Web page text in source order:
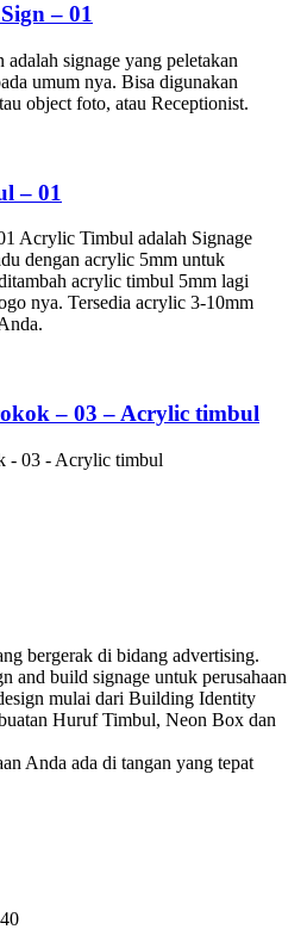
– 01
signage yang peletakan
umum nya. Bisa digunakan
object foto, atau Receptionist.
– 01
Acrylic Timbul adalah Signage
dengan acrylic 5mm untuk
acrylic timbul 5mm lagi
nya. Tersedia acrylic 3-10mm
– 03 – Acrylic timbul
- 03 - Acrylic timbul
bergerak di bidang advertising.
and build signage untuk perusahaan
mulai dari Building Identity
Huruf Timbul, Neon Box dan
Anda ada di tangan yang tepat